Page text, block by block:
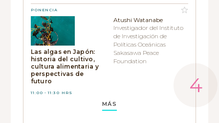
PONENCIA
Las algas en Japón:
historia del cultivo,
cultura alimentaria y
perspectivas de
futuro
11:00 - 11:30 HRS
Atushi Watanabe
Investigador del Instituto
de Investigación de
Políticas Oceánicas
Sakasawa Peace
Foundation
MÁS